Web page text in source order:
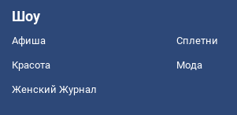
Шоу
Афиша Сплетни
Красота Мода
Женский Журнал